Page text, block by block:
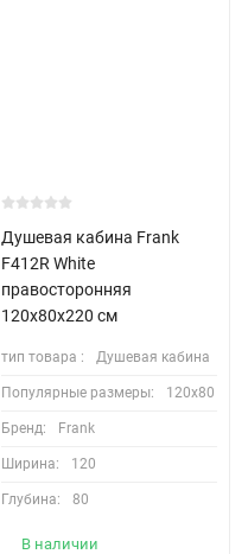
Душевая кабина Frank
F412R White
правосторонняя
120х80х220 см
тип товара : Душевая кабина
Популярные размеры: 120х80
Бренд: Frank
Ширина: 120
Глубина: 80
В наличии